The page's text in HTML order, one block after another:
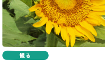
観る